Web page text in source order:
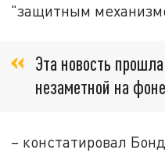
"защитным
Эта новость
незаметной на
– констатировал